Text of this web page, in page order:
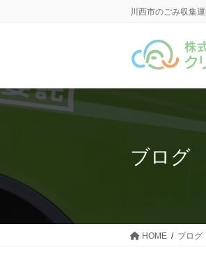
に
移
ョ
ン
川西市のごみ収集
ブログ
HOME ブログ